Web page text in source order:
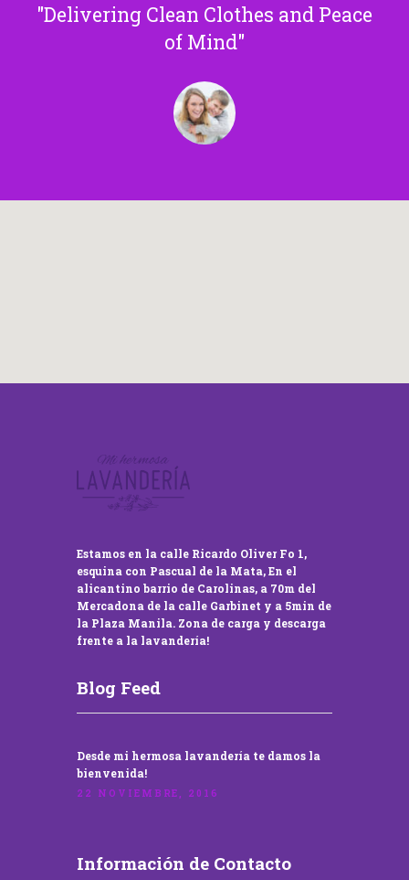
Delivering Clean Clothes and Peace
of Mind
Estamos en la calle Ricardo Oliver Fo 1,
esquina con Pascual de la Mata, En el
alicantino barrio de Carolinas, a 70m del
Mercadona de la calle Garbinet y a 5min de
la Plaza Manila. Zona de carga y descarga
frente a la lavandería!
Blog Feed
Desde mi hermosa lavandería te damos la
bienvenida!
22 NOVIEMBRE, 2016
Información de Contacto